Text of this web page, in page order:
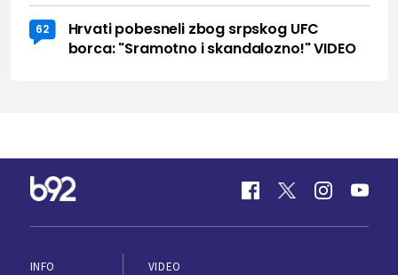
62
Hrvati pobesneli zbog srpskog UFC
borca: "Sramotno i skandalozno!" VIDEO
INFO
VIDEO